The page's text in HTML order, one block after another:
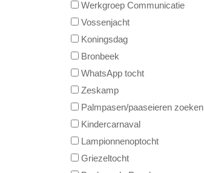
Werkgroep Communicatie
Vossenjacht
Koningsdag
Bronbeek
WhatsApp tocht
Zeskamp
Palmpasen/paaseieren zoeken
Kindercarnaval
Lampionnenoptocht
Griezeltocht